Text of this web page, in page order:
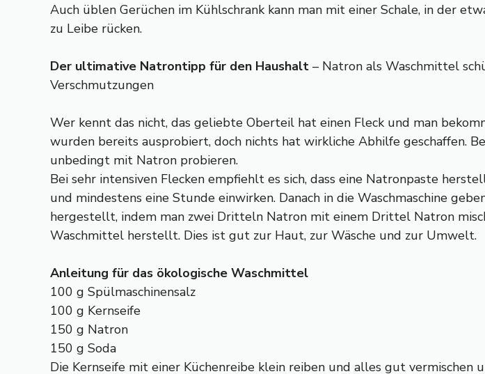
Auch üblen Gerüchen im Kühlschrank kann man mit einer Schale, in der
zu Leibe rücken.
Der ultimative Natrontipp für den Haushalt – Natron als Waschmittel
Verschmutzungen
Wer kennt das nicht, das geliebte Oberteil hat einen Fleck und man
wurden bereits ausprobiert, doch nichts hat wirkliche Abhilfe geschaffen.
unbedingt mit Natron probieren.
Bei sehr intensiven Flecken empfiehlt es sich, dass eine Natronpaste
und mindestens eine Stunde einwirken. Danach in die Waschmaschine
hergestellt, indem man zwei Dritteln Natron mit einem Drittel Natron
Waschmittel herstellt. Dies ist gut zur Haut, zur Wäsche und zur Umwelt.
Anleitung für das ökologische Waschmittel
100 g Spülmaschinensalz
100 g Kernseife
150 g Natron
150 g Soda
Die Kernseife mit einer Küchenreibe klein reiben und alles gut